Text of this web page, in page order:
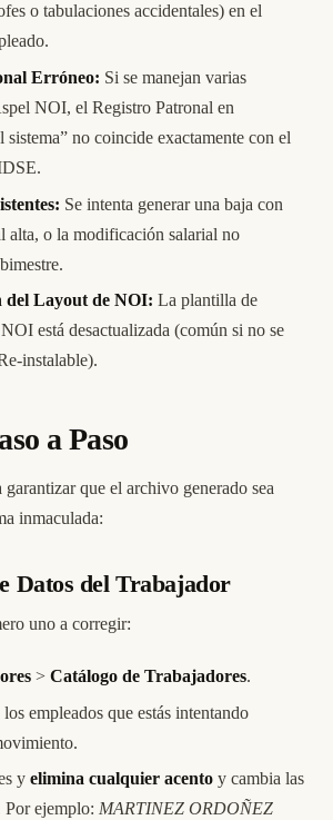
o tabulaciones accidentales) en el
Erróneo: Si se manejan varias
NOI, el Registro Patronal en
sistema” no coincide exactamente con el
Se intenta generar una baja con
alta, o la modificación salarial no
del Layout de NOI: La plantilla de
está desactualizada (común si no se
instalable).
a Paso
garantizar que el archivo generado sea
inmaculada:
Datos del Trabajador
uno a corregir:
> Catálogo de Trabajadores.
empleados que estás intentando
y elimina cualquier acento y cambia las
Por ejemplo: MARTINEZ ORDOÑEZ